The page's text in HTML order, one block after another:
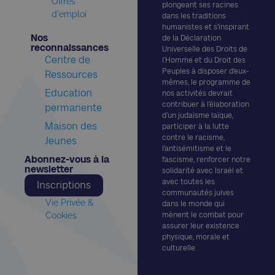
plongeant ses racines
dans les traditions
humanistes et s’inspirant
de la Déclaration
Universelle des Droits de
l’Homme et du Droit des
Peuples à disposer d’eux-
mêmes, le programme de
nos activités devrait
contribuer à l’élaboration
d’un judaïsme laïque,
participer à la lutte
contre le racisme,
l’antisémitisme et le
fascisme, renforcer notre
solidarité avec Israël et
avec toutes les
communautés juives
dans le monde qui
mènent le combat pour
assurer leur existence
physique, morale et
culturelle.
d'emploi
Nos
reconnaissances​
Centre de
Ressources
Education
permanente
Maison des
Jeunes
Abonnez-vous à la
newsletter​
Inscriptions
Vie Privée &
Cookies